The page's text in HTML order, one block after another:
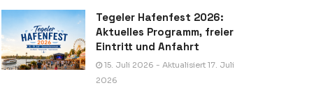
Tegeler Hafenfest 2026:
Aktuelles Programm, freier
Eintritt und Anfahrt
15. Juli 2026 - Aktualisiert 17. Juli
2026